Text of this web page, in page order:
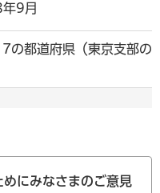
9月
の都道府県（東京支部の
にみなさまのご意見